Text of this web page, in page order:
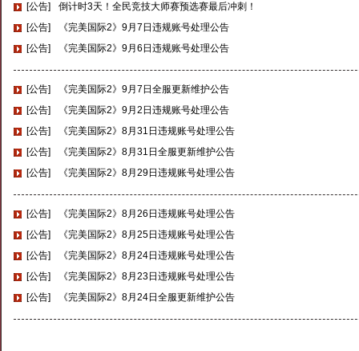
[公告]
倒计时3天！全民竞技大师赛预选赛最后冲刺！
[公告]
《完美国际2》9月7日违规账号处理公告
[公告]
《完美国际2》9月6日违规账号处理公告
[公告]
《完美国际2》9月7日全服更新维护公告
[公告]
《完美国际2》9月2日违规账号处理公告
[公告]
《完美国际2》8月31日违规账号处理公告
[公告]
《完美国际2》8月31日全服更新维护公告
[公告]
《完美国际2》8月29日违规账号处理公告
[公告]
《完美国际2》8月26日违规账号处理公告
[公告]
《完美国际2》8月25日违规账号处理公告
[公告]
《完美国际2》8月24日违规账号处理公告
[公告]
《完美国际2》8月23日违规账号处理公告
[公告]
《完美国际2》8月24日全服更新维护公告